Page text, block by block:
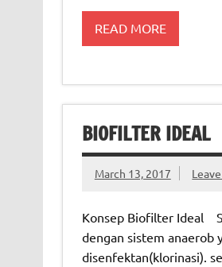
READ MORE
BIOFILTER IDEAL
March 13, 2017
Konsep Biofilter Ideal
dengan sistem anaerob
disenfektan(klorinasi).